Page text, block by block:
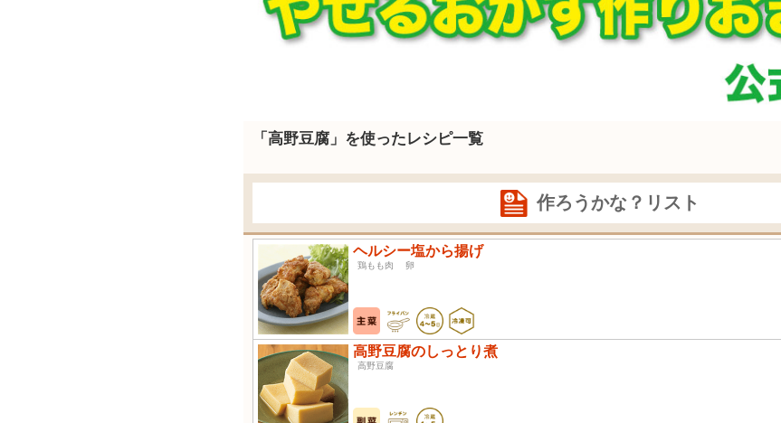
「高野豆腐」を使ったレシピ一覧
作ろうかな？リスト
ヘルシー塩から揚げ
鶏もも肉 卵
高野豆腐のしっとり煮
高野豆腐